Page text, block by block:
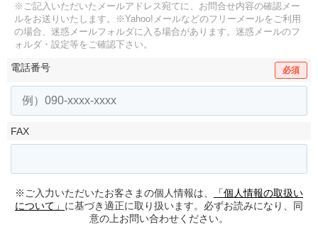
※ご記入いただいたメールアドレス宛てに、お問合せ内容の確認メー
ルをお送りいたします。
※Yahoo!メールなどのフリーメールをご利用
の場合、迷惑メールフォルダに入る場合があります。 迷惑メールのフ
ォルダ・設定等をご確認下さい。
電話番号 必須
FAX
※ご入力いただいたお客さまの個人情報は、
「個人情報の取扱い
について」 に基づき適正に取り扱います。必ずお読みになり、同
意の上お問い合わせください。